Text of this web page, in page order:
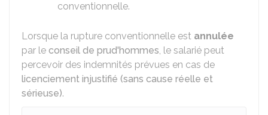
conventionnelle.
Lorsque la rupture conventionnelle est annulée
par le conseil de prud'hommes, le salarié peut
percevoir des indemnités prévues en cas de
licenciement injustifié (sans cause réelle et
sérieuse).